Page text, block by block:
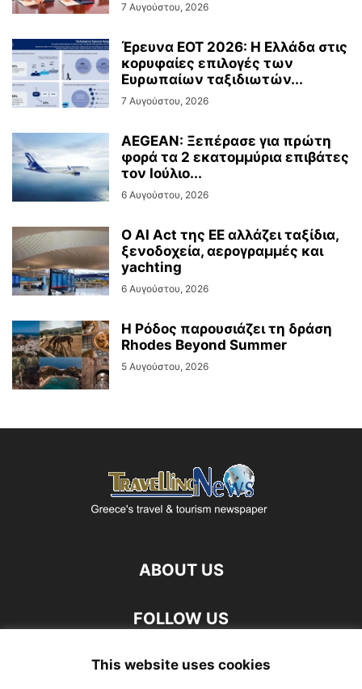
7 Αυγούστου, 2026
Έρευνα ΕΟΤ 2026: Η Ελλάδα στις
κορυφαίες επιλογές των
Ευρωπαίων ταξιδιωτών...
7 Αυγούστου, 2026
AEGEAN: Ξεπέρασε για πρώτη
φορά τα 2 εκατομμύρια επιβάτες
τον Ιούλιο...
6 Αυγούστου, 2026
Ο AI Act της ΕΕ αλλάζει ταξίδια,
ξενοδοχεία, αερογραμμές και
yachting
6 Αυγούστου, 2026
Η Ρόδος παρουσιάζει τη δράση
Rhodes Beyond Summer
5 Αυγούστου, 2026
ABOUT US
FOLLOW US
This website uses cookies